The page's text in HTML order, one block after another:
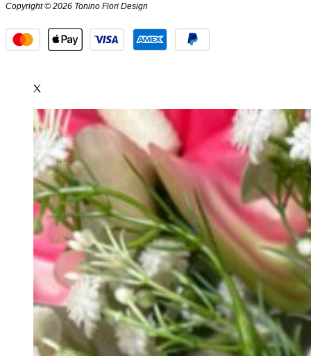
Copyright © 2026 Tonino Fiori Design
X